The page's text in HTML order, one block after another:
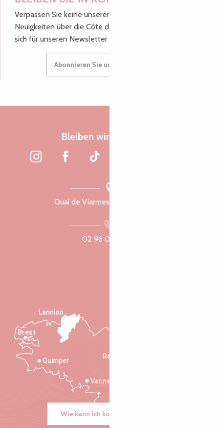
Verpassen Sie keine unserer guten Tipps und
Neuigkeiten über die Côte de Granit Rose, melden Sie
sich für unseren Newsletter an.
Abonnieren Sie unseren Newsletter
Bleiben wir verbunden
Quai de Viarmes, 22300 Lannion
02 96 05 60 70
Rennes
Vannes
Quimper
Lannion
Brest
Wie kann ich kommen?